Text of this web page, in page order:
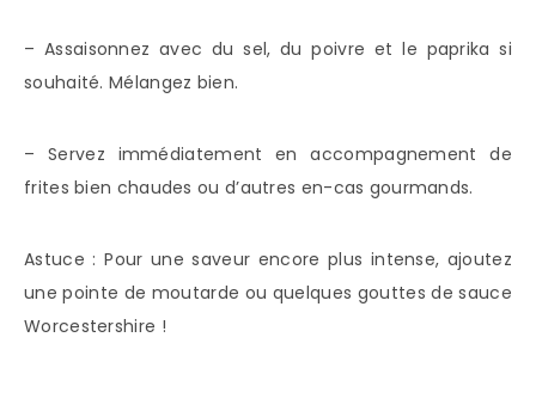
– Assaisonnez avec du sel, du poivre et le paprika si
souhaité. Mélangez bien.
– Servez immédiatement en accompagnement de
frites bien chaudes ou d’autres en-cas gourmands.
Astuce : Pour une saveur encore plus intense, ajoutez
une pointe de moutarde ou quelques gouttes de sauce
Worcestershire !